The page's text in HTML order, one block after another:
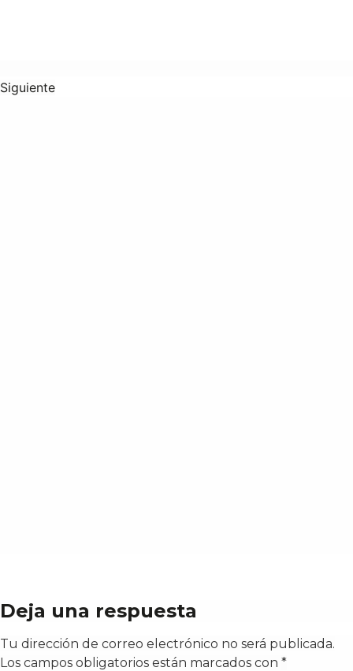
Siguiente
Deja una respuesta
Tu dirección de correo electrónico no será publicada.
Los campos obligatorios están marcados con *